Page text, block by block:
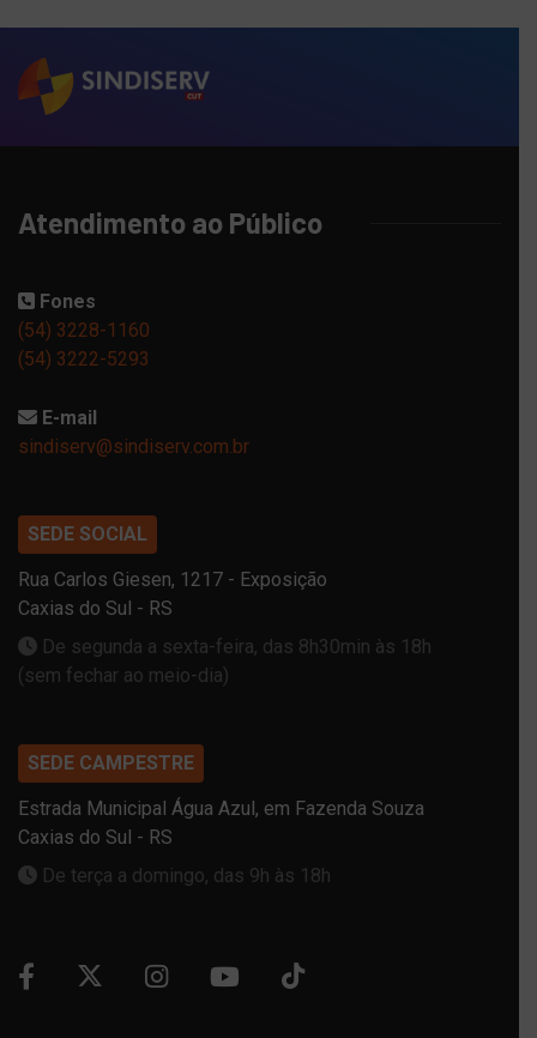
Atendimento ao Público
Fones
(54) 3228-1160
(54) 3222-5293
E-mail
sindiserv@sindiserv.com.br
SEDE SOCIAL
Rua Carlos Giesen, 1217 - Exposição
Caxias do Sul - RS
De segunda a sexta-feira, das 8h30min às 18h
(sem fechar ao meio-dia)
SEDE CAMPESTRE
Estrada Municipal Água Azul, em Fazenda Souza
Caxias do Sul - RS
De terça a domingo, das 9h às 18h